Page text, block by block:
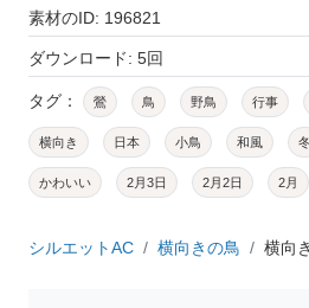
素材のID: 196821
ダウンロード: 5回
タグ： 鶯 鳥 野鳥 行事
横向き 日本 小鳥 和風
かわいい 2月3日 2月2日 2月
シルエットAC 横向きの鳥 横向